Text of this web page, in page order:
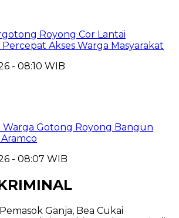
Royong Cor Lantai
Akses Warga Masyarakat
- 08:10 WIB
Warga Gotong Royong Bangun
- 08:07 WIB